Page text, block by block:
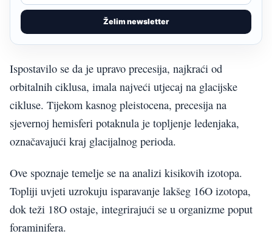
Želim newsletter
Ispostavilo se da je upravo precesija, najkraći od
orbitalnih ciklusa, imala najveći utjecaj na glacijske
cikluse. Tijekom kasnog pleistocena, precesija na
sjevernoj hemisferi potaknula je topljenje ledenjaka,
označavajući kraj glacijalnog perioda.
Ove spoznaje temelje se na analizi kisikovih izotopa.
Topliji uvjeti uzrokuju isparavanje lakšeg 16O izotopa,
dok teži 18O ostaje, integrirajući se u organizme poput
foraminifera.